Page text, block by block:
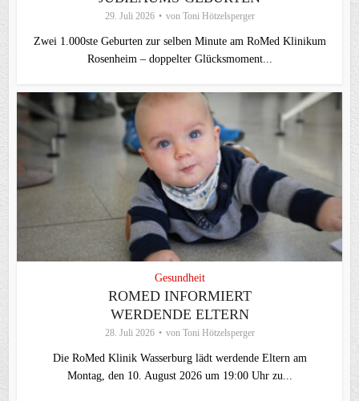
29. Juli 2026 von Toni Hötzelsperger
Zwei 1.000ste Geburten zur selben Minute am RoMed Klinikum
Rosenheim – doppelter Glücksmoment...
Gesundheit
ROMED INFORMIERT
WERDENDE ELTERN
28. Juli 2026 von Toni Hötzelsperger
Die RoMed Klinik Wasserburg lädt werdende Eltern am
Montag, den 10. August 2026 um 19:00 Uhr zu...